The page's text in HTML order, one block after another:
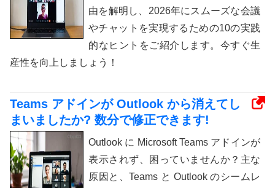
由を解明し、2026年にスムーズな会議
やチャットを実現するための10の実践
的なヒントをご紹介します。今すぐ生
産性を向上しましょう！
Teams アドインが Outlook から消えてし
まいましたか? 数分で修正できます!
Outlook に Microsoft Teams アドインが
表示されず、困っていませんか？主な
原因と、Teams と Outlook のシームレ